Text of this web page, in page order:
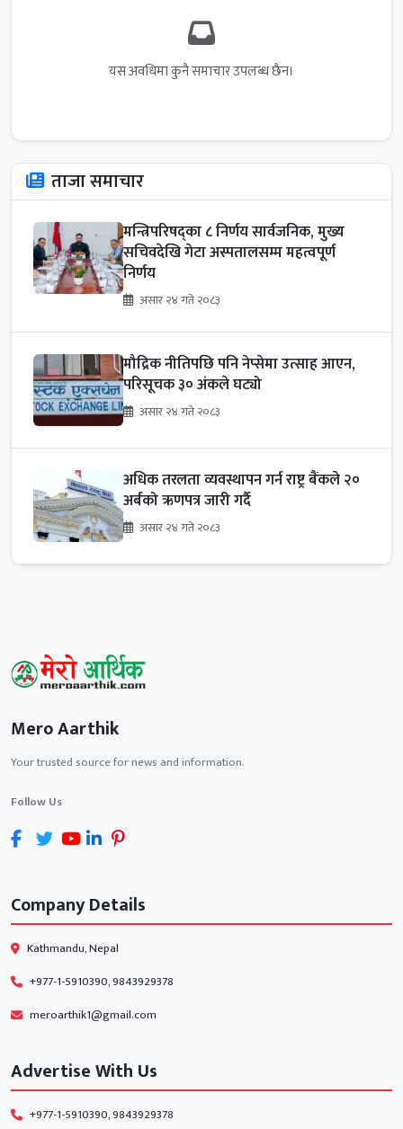
यस अवधिमा कुनै समाचार उपलब्ध छैन।
ताजा समाचार
मन्त्रिपरिषद्का ८ निर्णय सार्वजनिक, मुख्य
सचिवदेखि गेटा अस्पतालसम्म महत्वपूर्ण
निर्णय
असार २४ गते २०८३
मौद्रिक नीतिपछि पनि नेप्सेमा उत्साह आएन,
परिसूचक ३० अंकले घट्यो
असार २४ गते २०८३
अधिक तरलता व्यवस्थापन गर्न राष्ट्र बैंकले २०
अर्बको ऋणपत्र जारी गर्दै
असार २४ गते २०८३
Mero Aarthik
Your trusted source for news and information.
Follow Us
Company Details
Kathmandu, Nepal
+977-1-5910390, 9843929378
meroarthik1@gmail.com
Advertise With Us
+977-1-5910390, 9843929378